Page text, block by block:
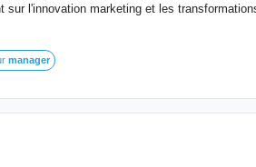
sur l'innovation marketing et les
manager